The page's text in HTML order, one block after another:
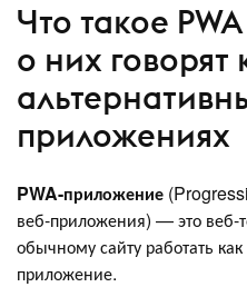
Что такое
о них говорят
приложениях
PWA-приложение
веб-приложения) — это веб-
обычному сайту работать
приложение.